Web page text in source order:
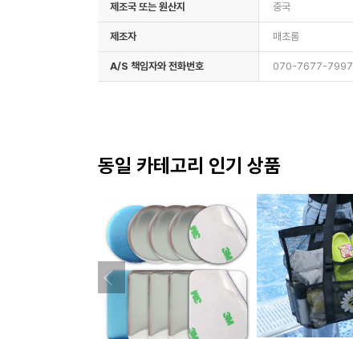
제조국 또는 원산지 중국
제조자 매초롬
A/S 책임자와 전화번호 070-7677-7997
동일 카테고리 인기 상품